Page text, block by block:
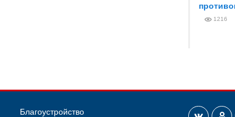
1216
Благоустройство